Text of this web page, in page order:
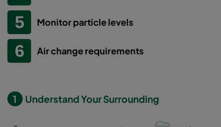
Monitor particle levels
Air change requirements
1 Understand Your Surrounding